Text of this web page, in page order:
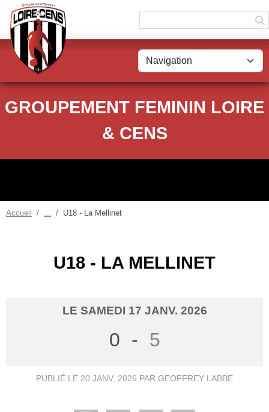
GROUPEMENT FEMININ LOIRE
& CENS
Accueil U18 - La Mellinet
U18 - LA MELLINET
LE SAMEDI 17 JANV. 2026
0 - 5
PUBLIÉ LE 20 JANV. 2026 PAR GEOFFREY LABBE
Panneau de gestion des cookies